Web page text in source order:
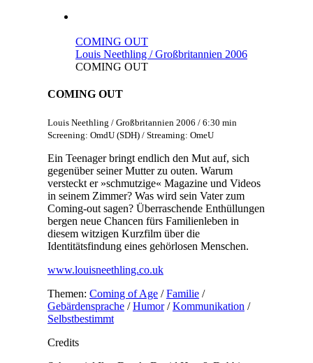
COMING OUT
Louis Neethling / Großbritannien 2006
COMING OUT
COMING OUT
Louis Neethling / Großbritannien 2006 / 6:30 min
Screening: OmdU (SDH) / Streaming: OmeU
Ein Teenager bringt endlich den Mut auf, sich
gegenüber seiner Mutter zu outen. Warum
versteckt er »schmutzige« Magazine und Videos
in seinem Zimmer? Was wird sein Vater zum
Coming-out sagen? Überraschende Enthüllungen
bergen neue Chancen fürs Familienleben in
diesem witzigen Kurzfilm über die
Identitätsfindung eines gehörlosen Menschen.
www.louisneethling.co.uk
Themen: Coming of Age/Familie/
Gebärdensprache/Humor/Kommunikation /
Selbstbestimmt
Credits